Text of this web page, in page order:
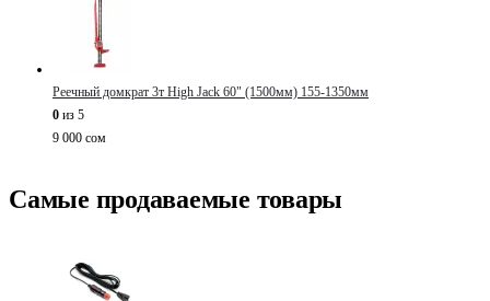
Реечный домкрат 3т High Jack 60" (1500мм) 155-1350мм
0 из 5
9 000 сом
Самые продаваемые товары